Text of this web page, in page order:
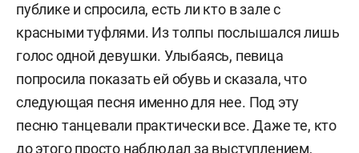
публике и спросила, есть ли кто в зале с
красными туфлями. Из толпы послышался лишь
голос одной девушки. Улыбаясь, певица
попросила показать ей обувь и сказала, что
следующая песня именно для нее. Под эту
песню танцевали практически все. Даже те, кто
до этого просто наблюдал за выступлением,